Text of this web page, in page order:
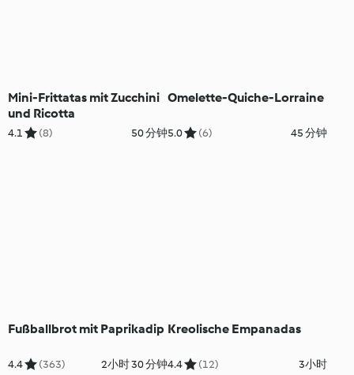
Mini-Frittatas mit Zucchini
und Ricotta
4.1 (8) 50 分钟
Omelette-Quiche-Lorraine
5.0 (6) 45 分钟
Fußballbrot mit Paprikadip
4.4 (363) 2小时 30 分钟
Kreolische Empanadas
4.4 (12) 3小时